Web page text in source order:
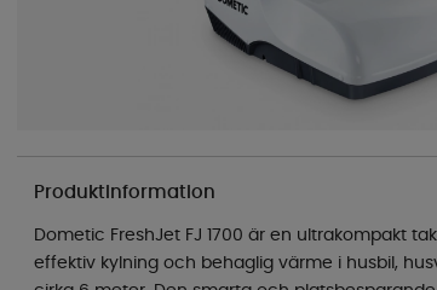
Produktinformation
Dometic FreshJet FJ 1700 är en ultrakompakt
effektiv kylning och behaglig värme i husbil,